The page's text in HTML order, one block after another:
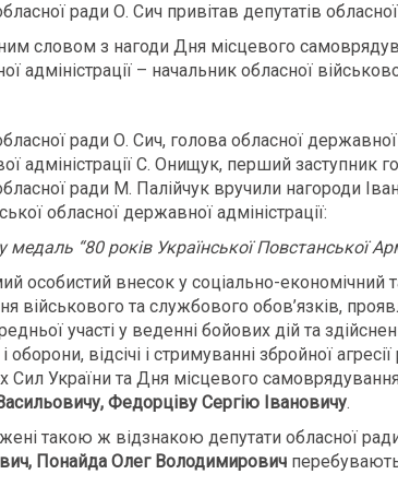
ради О. Сич привітав депутатів
словом з нагоди Дня місцевого
адміністрації – начальник обласної
ради О. Сич, голова обласної державної
адміністрації С. Онищук, перший заступник
ради М. Палійчук вручили нагороди
обласної державної адміністрації:
медаль “80 років Української Повстанської
особистий внесок у соціально-економічний
військового та службового обов’язків,
участі у веденні бойових дій та
оборони, відсічі і стримуванні збройної
Сил України та Дня місцевого
Федорціву Сергію Івановичу.
такою ж відзнакою депутати обласної
Понайда Олег Володимирович